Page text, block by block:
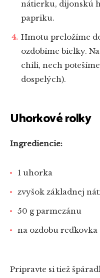
nátierku, dijonskú
papriku.
Hmotu preložíme
ozdobíme bielky.
chili, nech
dospelých).
Uhorkové rolky
Ingrediencie:
1 uhorka
zvyšok základnej
50 g parmezánu
na ozdobu reďkovka
Pripravte si tiež